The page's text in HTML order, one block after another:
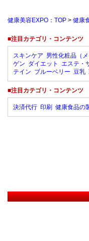
健康美容EXPO：TOP > 健康
■注目カテゴリ・コンテンツ
スキンケア 男性化粧品（メ
ゲン ダイエット エステ・
テイン ブルーベリー 豆乳
■注目カテゴリ・コンテンツ
決済代行 印刷 健康食品の